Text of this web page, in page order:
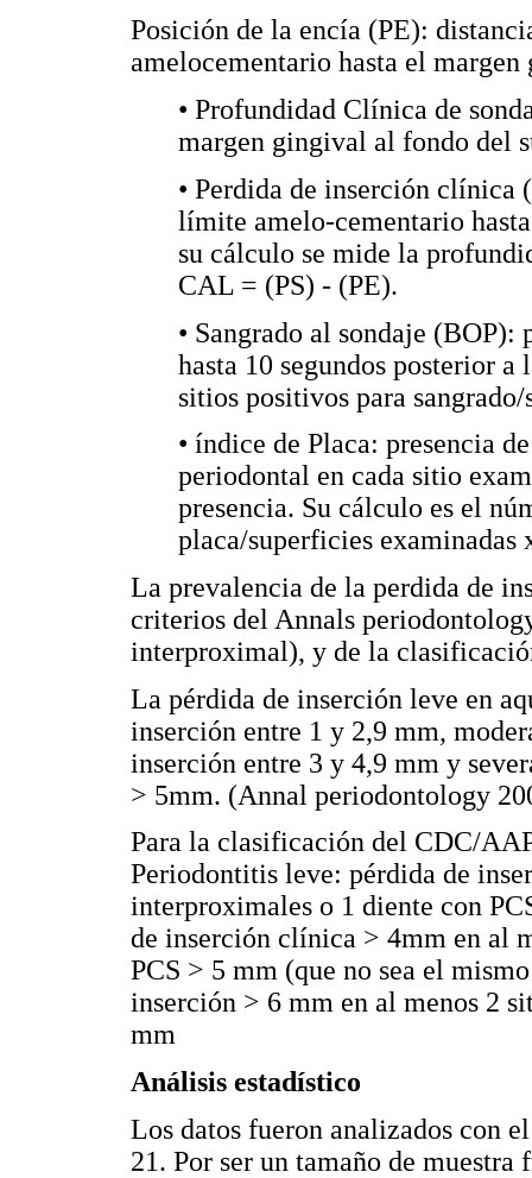
Posición de la encía (PE):
amelocementario hasta el
• Profundidad Clínica de
margen gingival al fondo del
• Perdida de inserción
límite amelo-cementario
su cálculo se mide la
CAL = (PS) - (PE).
• Sangrado al sondaje (BOP):
hasta 10 segundos posterior
sitios positivos para
• índice de Placa: presencia
periodontal en cada sitio
presencia. Su cálculo es el
placa/superficies examinadas
La prevalencia de la perdida de
criterios del Annals
interproximal), y de la
La pérdida de inserción leve en
inserción entre 1 y 2,9 mm,
inserción entre 3 y 4,9 mm y
> 5mm. (Annal periodontology
Para la clasificación del CDC/
Periodontitis leve: pérdida de
interproximales o 1 diente con
de inserción clínica > 4mm en al
PCS > 5 mm (que no sea el
inserción > 6 mm en al menos 2
mm
Análisis estadístico
Los datos fueron analizados con
21. Por ser un tamaño de